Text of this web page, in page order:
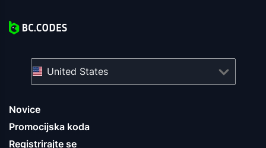
Novice
Promocijska koda
Registrirajte se
United States